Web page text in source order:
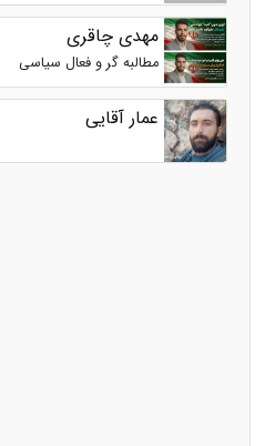
مهدی چاقری
مطالبه گر و فعال سیاسی
عمار آقایی